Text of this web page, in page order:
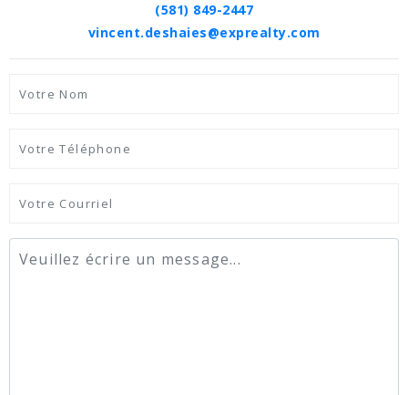
(581) 849-2447
vincent.deshaies@exprealty.com